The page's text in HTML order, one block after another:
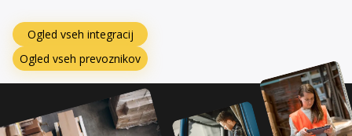
Ogled vseh integracij
Ogled vseh prevoznikov